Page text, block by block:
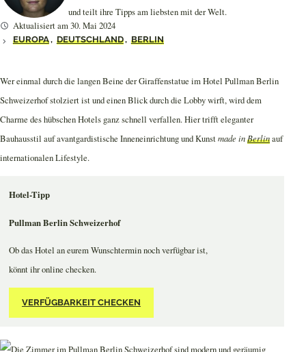
und teilt ihre Tipps am liebsten mit der Welt.
Aktualisiert am 30. Mai 2024
EUROPA, DEUTSCHLAND, BERLIN
Wer einmal durch die langen Beine der Giraffenstatue im Hotel Pullman Berlin
Schweizerhof stolziert ist und einen Blick durch die Lobby wirft, wird dem
Charme des hübschen Hotels ganz schnell verfallen. Hier trifft eleganter
Bauhausstil auf avantgardistische Inneneinrichtung und Kunstmade inBerlinauf
internationalen Lifestyle.
Hotel-Tipp
Pullman Berlin Schweizerhof
Ob das Hotel an eurem Wunschtermin noch verfügbar ist,
könnt ihr online checken.
VERFÜGBARKEIT CHECKEN